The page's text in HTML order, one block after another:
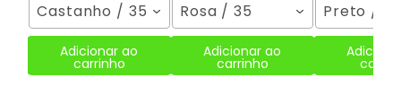
Castanho / 35
Adicionar ao
carrinho
Rosa / 35
Adicionar ao
carrinho
Preto / 35